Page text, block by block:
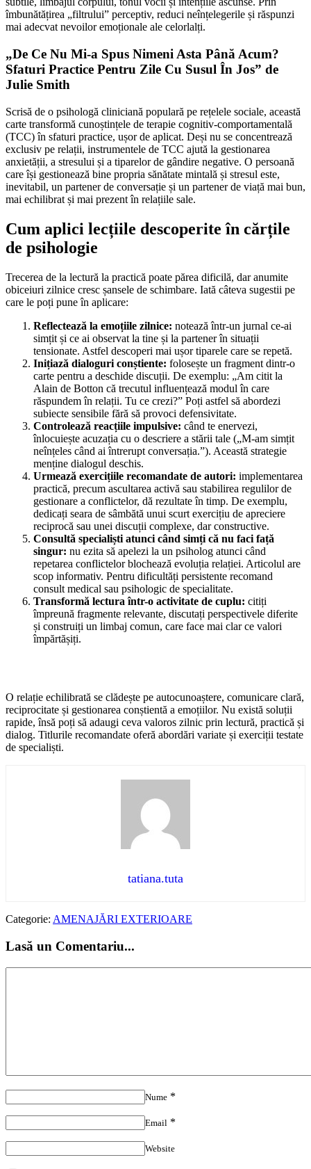
îmbunătățirea „filtrului” perceptiv, reduci neînțelegerile și răspunzi
mai adecvat nevoilor emoționale ale celorlalți.
„De Ce Nu Mi-a Spus Nimeni Asta Până Acum?
Sfaturi Practice Pentru Zile Cu Susul În Jos” de
Julie Smith
Scrisă de o psihologă cliniciană populară pe rețelele sociale, această
carte transformă cunoștințele de terapie cognitiv-comportamentală
(TCC) în sfaturi practice, ușor de aplicat. Deși nu se concentrează
exclusiv pe relații, instrumentele de TCC ajută la gestionarea
anxietății, a stresului și a tiparelor de gândire negative. O persoană
care își gestionează bine propria sănătate mintală și stresul este,
inevitabil, un partener de conversație și un partener de viață mai bun,
mai echilibrat și mai prezent în relațiile sale.
Cum aplici lecțiile descoperite în cărțile
de psihologie
Trecerea de la lectură la practică poate părea dificilă, dar anumite
obiceiuri zilnice cresc șansele de schimbare. Iată câteva sugestii pe
care le poți pune în aplicare:
Reflectează la emoțiile zilnice: notează într-un jurnal ce-ai
simțit și ce ai observat la tine și la partener în situații
tensionate. Astfel descoperi mai ușor tiparele care se repetă.
Inițiază dialoguri conștiente: folosește un fragment dintr-o
carte pentru a deschide discuții. De exemplu: „Am citit la
Alain de Botton că trecutul influențează modul în care
răspundem în relații. Tu ce crezi?” Poți astfel să abordezi
subiecte sensibile fără să provoci defensivitate.
Controlează reacțiile impulsive: când te enervezi,
înlocuiește acuzația cu o descriere a stării tale („M-am simțit
neînțeles când ai întrerupt conversația.”). Această strategie
menține dialogul deschis.
Urmează exercițiile recomandate de autori: implementarea
practică, precum ascultarea activă sau stabilirea regulilor de
gestionare a conflictelor, dă rezultate în timp. De exemplu,
dedicați seara de sâmbătă unui scurt exercițiu de apreciere
reciprocă sau unei discuții complexe, dar constructive.
Consultă specialiști atunci când simți că nu faci față
singur: nu ezita să apelezi la un psiholog atunci când
repetarea conflictelor blochează evoluția relației. Articolul are
scop informativ. Pentru dificultăți persistente recomand
consult medical sau psihologic de specialitate.
Transformă lectura într-o activitate de cuplu: citiți
împreună fragmente relevante, discutați perspectivele diferite
și construiți un limbaj comun, care face mai clar ce valori
împărtășiți.
O relație echilibrată se clădește pe autocunoaștere, comunicare clară,
reciprocitate și gestionarea conștientă a emoțiilor. Nu există soluții
rapide, însă poți să adaugi ceva valoros zilnic prin lectură, practică și
dialog. Titlurile recomandate oferă abordări variate și exerciții testate
de specialiști.
tatiana.tuta
Categorie: AMENAJĂRI EXTERIOARE
Lasă un Comentariu...
Nume *
Email *
Website